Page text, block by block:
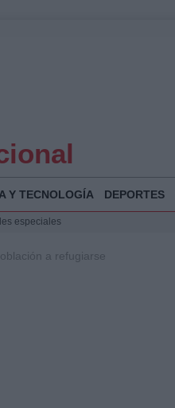
Y TECNOLOGÍA DEPORTES
especiales
náutico sostenible
a refugiarse